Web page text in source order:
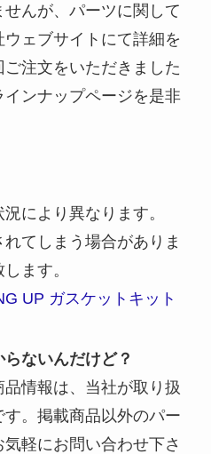
んが、パーツに関して
ェブサイトにて詳細を
注文をいただきました
ンナップページを是非
により異なります。
てしまう場合がありま
ます。
UP ガスケットキット
ないんだけど？
情報は、当社が取り扱
。掲載商品以外のパー
軽にお問い合わせ下さ